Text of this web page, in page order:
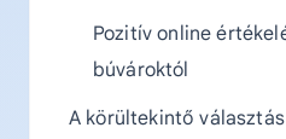
Pozitív online
búvároktól
A körültekintő